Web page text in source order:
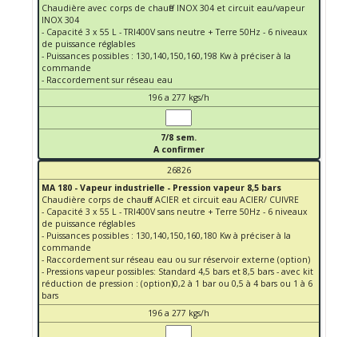
Chaudière avec corps de chauffe INOX 304 et circuit eau/vapeur
INOX 304
- Capacité 3 x 55 L - TRI400V sans neutre + Terre 50Hz - 6 niveaux
de puissance réglables
- Puissances possibles : 130,140,150,160,198 Kw à préciser à la
commande
- Raccordement sur réseau eau
196 a 277 kgs/h
7/8 sem.
A confirmer
26826
MA 180 - Vapeur industrielle - Pression vapeur 8,5 bars
Chaudière corps de chauffe ACIER et circuit eau ACIER/ CUIVRE
- Capacité 3 x 55 L - TRI400V sans neutre + Terre 50Hz - 6 niveaux
de puissance réglables
- Puissances possibles : 130,140,150,160,180 Kw à préciser à la
commande
- Raccordement sur réseau eau ou sur réservoir externe (option)
- Pressions vapeur possibles: Standard 4,5 bars et 8,5 bars - avec kit
réduction de pression : (option)0,2 à 1 bar ou 0,5 à 4 bars ou 1 à 6
bars
196 a 277 kgs/h